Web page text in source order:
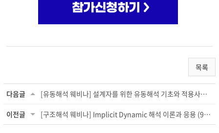
목록
다음글 [유동해석 웨비나] 설계자를 위한 유동해석 기초와 적용사례 (10/10 목 오후 2시)
이전글 [구조해석 웨비나] Implicit Dynamic 해석 이론과 응용 (9/26 목 오후2시)